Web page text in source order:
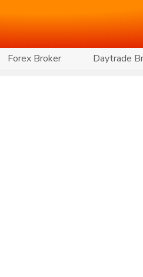
Forex Broker Daytrade